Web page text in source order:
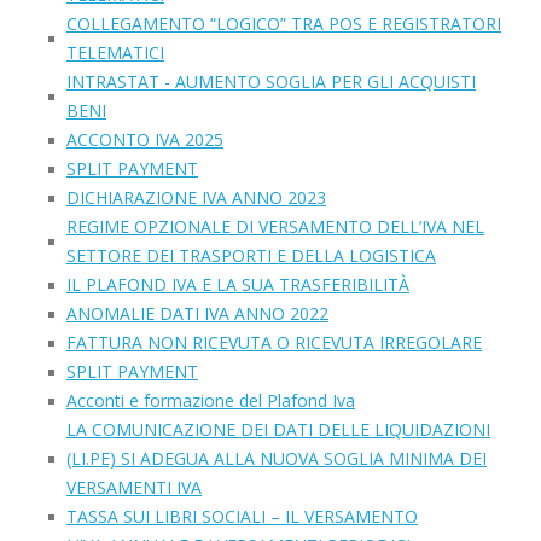
COLLEGAMENTO “LOGICO” TRA POS E REGISTRATORI
TELEMATICI
INTRASTAT - AUMENTO SOGLIA PER GLI ACQUISTI
BENI
ACCONTO IVA 2025
SPLIT PAYMENT
DICHIARAZIONE IVA ANNO 2023
REGIME OPZIONALE DI VERSAMENTO DELL’IVA NEL
SETTORE DEI TRASPORTI E DELLA LOGISTICA
IL PLAFOND IVA E LA SUA TRASFERIBILITÀ
ANOMALIE DATI IVA ANNO 2022
FATTURA NON RICEVUTA O RICEVUTA IRREGOLARE
SPLIT PAYMENT
Acconti e formazione del Plafond Iva
LA COMUNICAZIONE DEI DATI DELLE LIQUIDAZIONI
(LI.PE) SI ADEGUA ALLA NUOVA SOGLIA MINIMA DEI
VERSAMENTI IVA
TASSA SUI LIBRI SOCIALI – IL VERSAMENTO